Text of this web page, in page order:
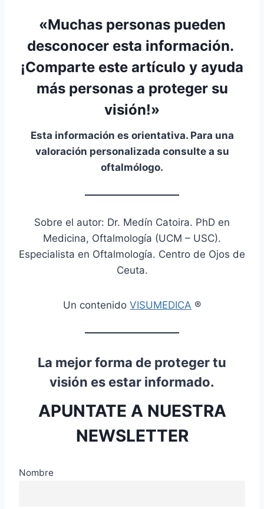
«Muchas personas pueden
desconocer esta información.
¡Comparte este artículo y ayuda
más personas a proteger su
visión!»
Esta información es orientativa. Para una
valoración personalizada consulte a su
oftalmólogo.
Sobre el autor: Dr. Medín Catoira. PhD en
Medicina, Oftalmología (UCM – USC).
Especialista en Oftalmología. Centro de Ojos de
Ceuta.
Un contenido VISUMEDICA ®
La mejor forma de proteger tu
visión es estar informado.
APUNTATE A NUESTRA
NEWSLETTER
Nombre